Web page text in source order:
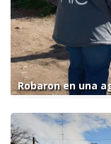
Robaron en una